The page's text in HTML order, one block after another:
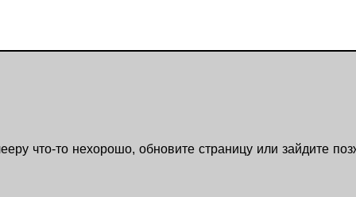
что-то нехорошо, обновите страницу или зайдите